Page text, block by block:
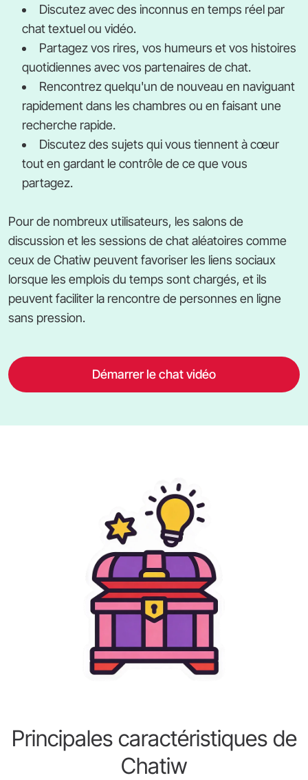
Discutez avec des inconnus en temps réel par
chat textuel ou vidéo.
Partagez vos rires, vos humeurs et vos histoires
quotidiennes avec vos partenaires de chat.
Rencontrez quelqu'un de nouveau en naviguant
rapidement dans les chambres ou en faisant une
recherche rapide.
Discutez des sujets qui vous tiennent à cœur
tout en gardant le contrôle de ce que vous
partagez.
Pour de nombreux utilisateurs, les salons de
discussion et les sessions de chat aléatoires comme
ceux de Chatiw peuvent favoriser les liens sociaux
lorsque les emplois du temps sont chargés, et ils
peuvent faciliter la rencontre de personnes en ligne
sans pression.
Démarrer le chat vidéo
Principales caractéristiques de
Chatiw